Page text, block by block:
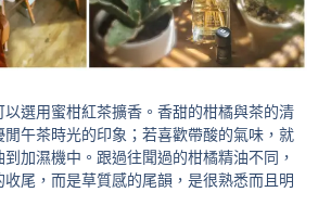
選用蜜柑紅茶擴香。香甜的柑橘與茶的清
午茶時光的印象；若喜歡帶酸的氣味，就
加濕機中。跟過往聞過的柑橘精油不同，
尾，而是草質感的尾韻，是很熟悉而且明